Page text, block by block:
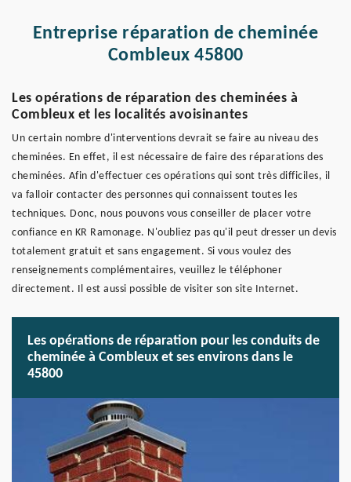
Entreprise réparation de cheminée
Combleux 45800
Les opérations de réparation des cheminées à
Combleux et les localités avoisinantes
Un certain nombre d'interventions devrait se faire au niveau des
cheminées. En effet, il est nécessaire de faire des réparations des
cheminées. Afin d'effectuer ces opérations qui sont très difficiles, il
va falloir contacter des personnes qui connaissent toutes les
techniques. Donc, nous pouvons vous conseiller de placer votre
confiance en KR Ramonage. N'oubliez pas qu'il peut dresser un devis
totalement gratuit et sans engagement. Si vous voulez des
renseignements complémentaires, veuillez le téléphoner
directement. Il est aussi possible de visiter son site Internet.
Les opérations de réparation pour les conduits de
cheminée à Combleux et ses environs dans le
45800